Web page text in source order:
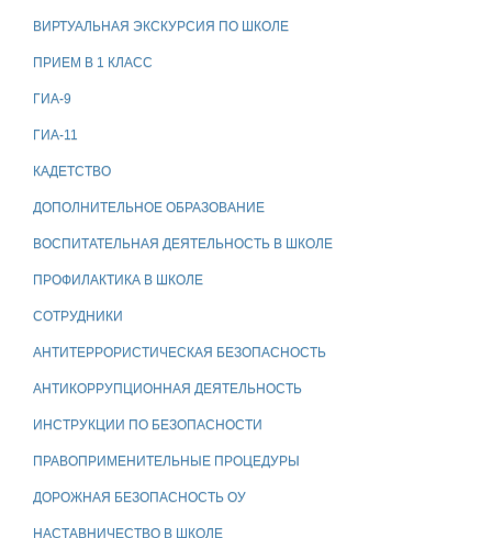
ВИРТУАЛЬНАЯ ЭКСКУРСИЯ ПО ШКОЛЕ
ПРИЕМ В 1 КЛАСС
ГИА-9
ГИА-11
КАДЕТСТВО
ДОПОЛНИТЕЛЬНОЕ ОБРАЗОВАНИЕ
ВОСПИТАТЕЛЬНАЯ ДЕЯТЕЛЬНОСТЬ В ШКОЛЕ
ПРОФИЛАКТИКА В ШКОЛЕ
СОТРУДНИКИ
АНТИТЕРРОРИСТИЧЕСКАЯ БЕЗОПАСНОСТЬ
АНТИКОРРУПЦИОННАЯ ДЕЯТЕЛЬНОСТЬ
ИНСТРУКЦИИ ПО БЕЗОПАСНОСТИ
ПРАВОПРИМЕНИТЕЛЬНЫЕ ПРОЦЕДУРЫ
ДОРОЖНАЯ БЕЗОПАСНОСТЬ ОУ
НАСТАВНИЧЕСТВО В ШКОЛЕ